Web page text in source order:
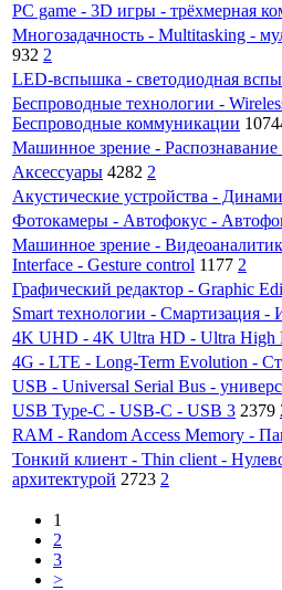
PC game - 3D игры - трёхмерная
Многозадачность - Multitasking -
932 2
LED-вспышка - светодиодная
Беспроводные технологии -
Беспроводные коммуникации
Машинное зрение - Распознавание
Аксессуары 4282 2
Акустические устройства -
Фотокамеры - Автофокус -
Машинное зрение -
Interface - Gesture control 1177 2
Графический редактор - Graphic
Smart технологии - Смартизация -
4K UHD - 4K Ultra HD - Ultra High
4G - LTE - Long-Term Evolution -
USB - Universal Serial Bus -
USB Type-C - USB-C - USB 3 2379
RAM - Random Access Memory -
Тонкий клиент - Thin client -
архитектурой 2723 2
1
2
3
>